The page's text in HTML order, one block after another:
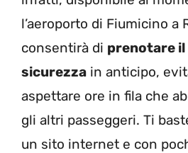
l’aeroporto di Fiumicino a
consentirà di prenotare
sicurezza in anticipo,
aspettare ore in fila che
gli altri passeggeri. Ti
un sito internet e con